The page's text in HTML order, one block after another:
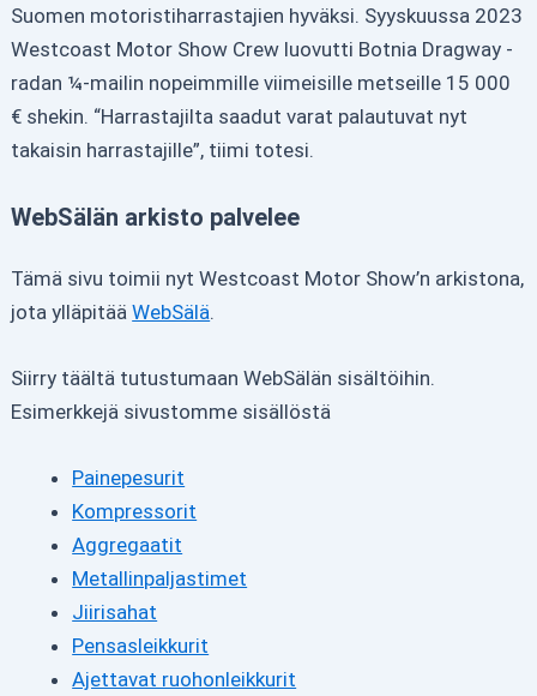
Suomen motoristiharrastajien hyväksi. Syyskuussa 2023
Westcoast Motor Show Crew luovutti Botnia Dragway -
radan ¼-mailin nopeimmille viimeisille metseille 15 000
€ shekin. “Harrastajilta saadut varat palautuvat nyt
takaisin harrastajille”, tiimi totesi.
WebSälän arkisto palvelee
Tämä sivu toimii nyt Westcoast Motor Show’n arkistona,
jota ylläpitääWebSälä.
Siirry täältä tutustumaan WebSälän sisältöihin.
Esimerkkejä sivustomme sisällöstä
Painepesurit
Kompressorit
Aggregaatit
Metallinpaljastimet
Jiirisahat
Pensasleikkurit
Ajettavat ruohonleikkurit